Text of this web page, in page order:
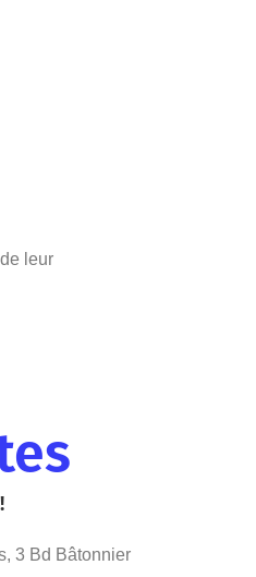
leur
3 Bd Bâtonnier